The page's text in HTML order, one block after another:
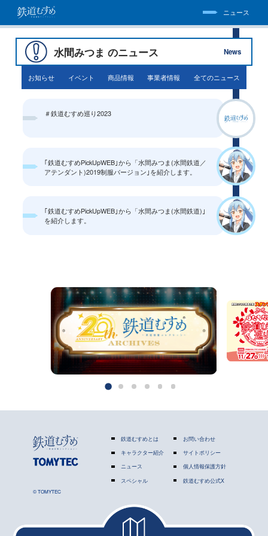
ニュース
水間みつま のニュース News
お知らせ イベント 商品情報 事業者情報 全てのニュース
＃鉄道むすめ巡り2023
｢鉄道むすめPickUpWEB｣から「水間みつま(水間鉄道／
アテンダント)2019制服バージョン｣を紹介します。
｢鉄道むすめPickUpWEB｣から「水間みつま(水間鉄道)｣
を紹介します。
© TOMYTEC
鉄道むすめとは
キャラクター紹介
ニュース
スペシャル
お問い合わせ
サイトポリシー
個人情報保護方針
鉄道むすめ公式X